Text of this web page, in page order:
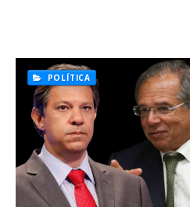
POLÍTICA